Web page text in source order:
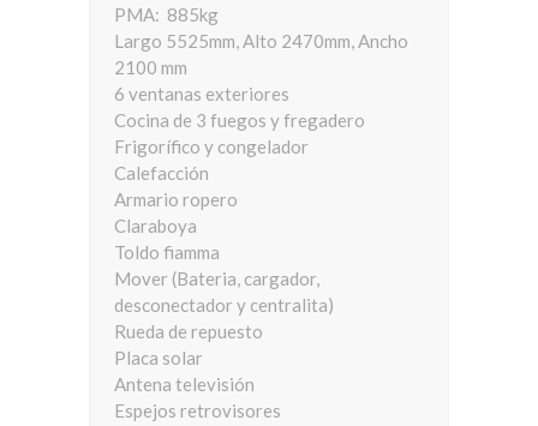
PMA: 885kg
Largo 5525mm, Alto 2470mm, Ancho
2100 mm
6 ventanas exteriores
Cocina de 3 fuegos y fregadero
Frigorífico y congelador
Calefacción
Armario ropero
Claraboya
Toldo fiamma
Mover (Bateria, cargador,
desconectador y centralita)
Rueda de repuesto
Placa solar
Antena televisión
Espejos retrovisores